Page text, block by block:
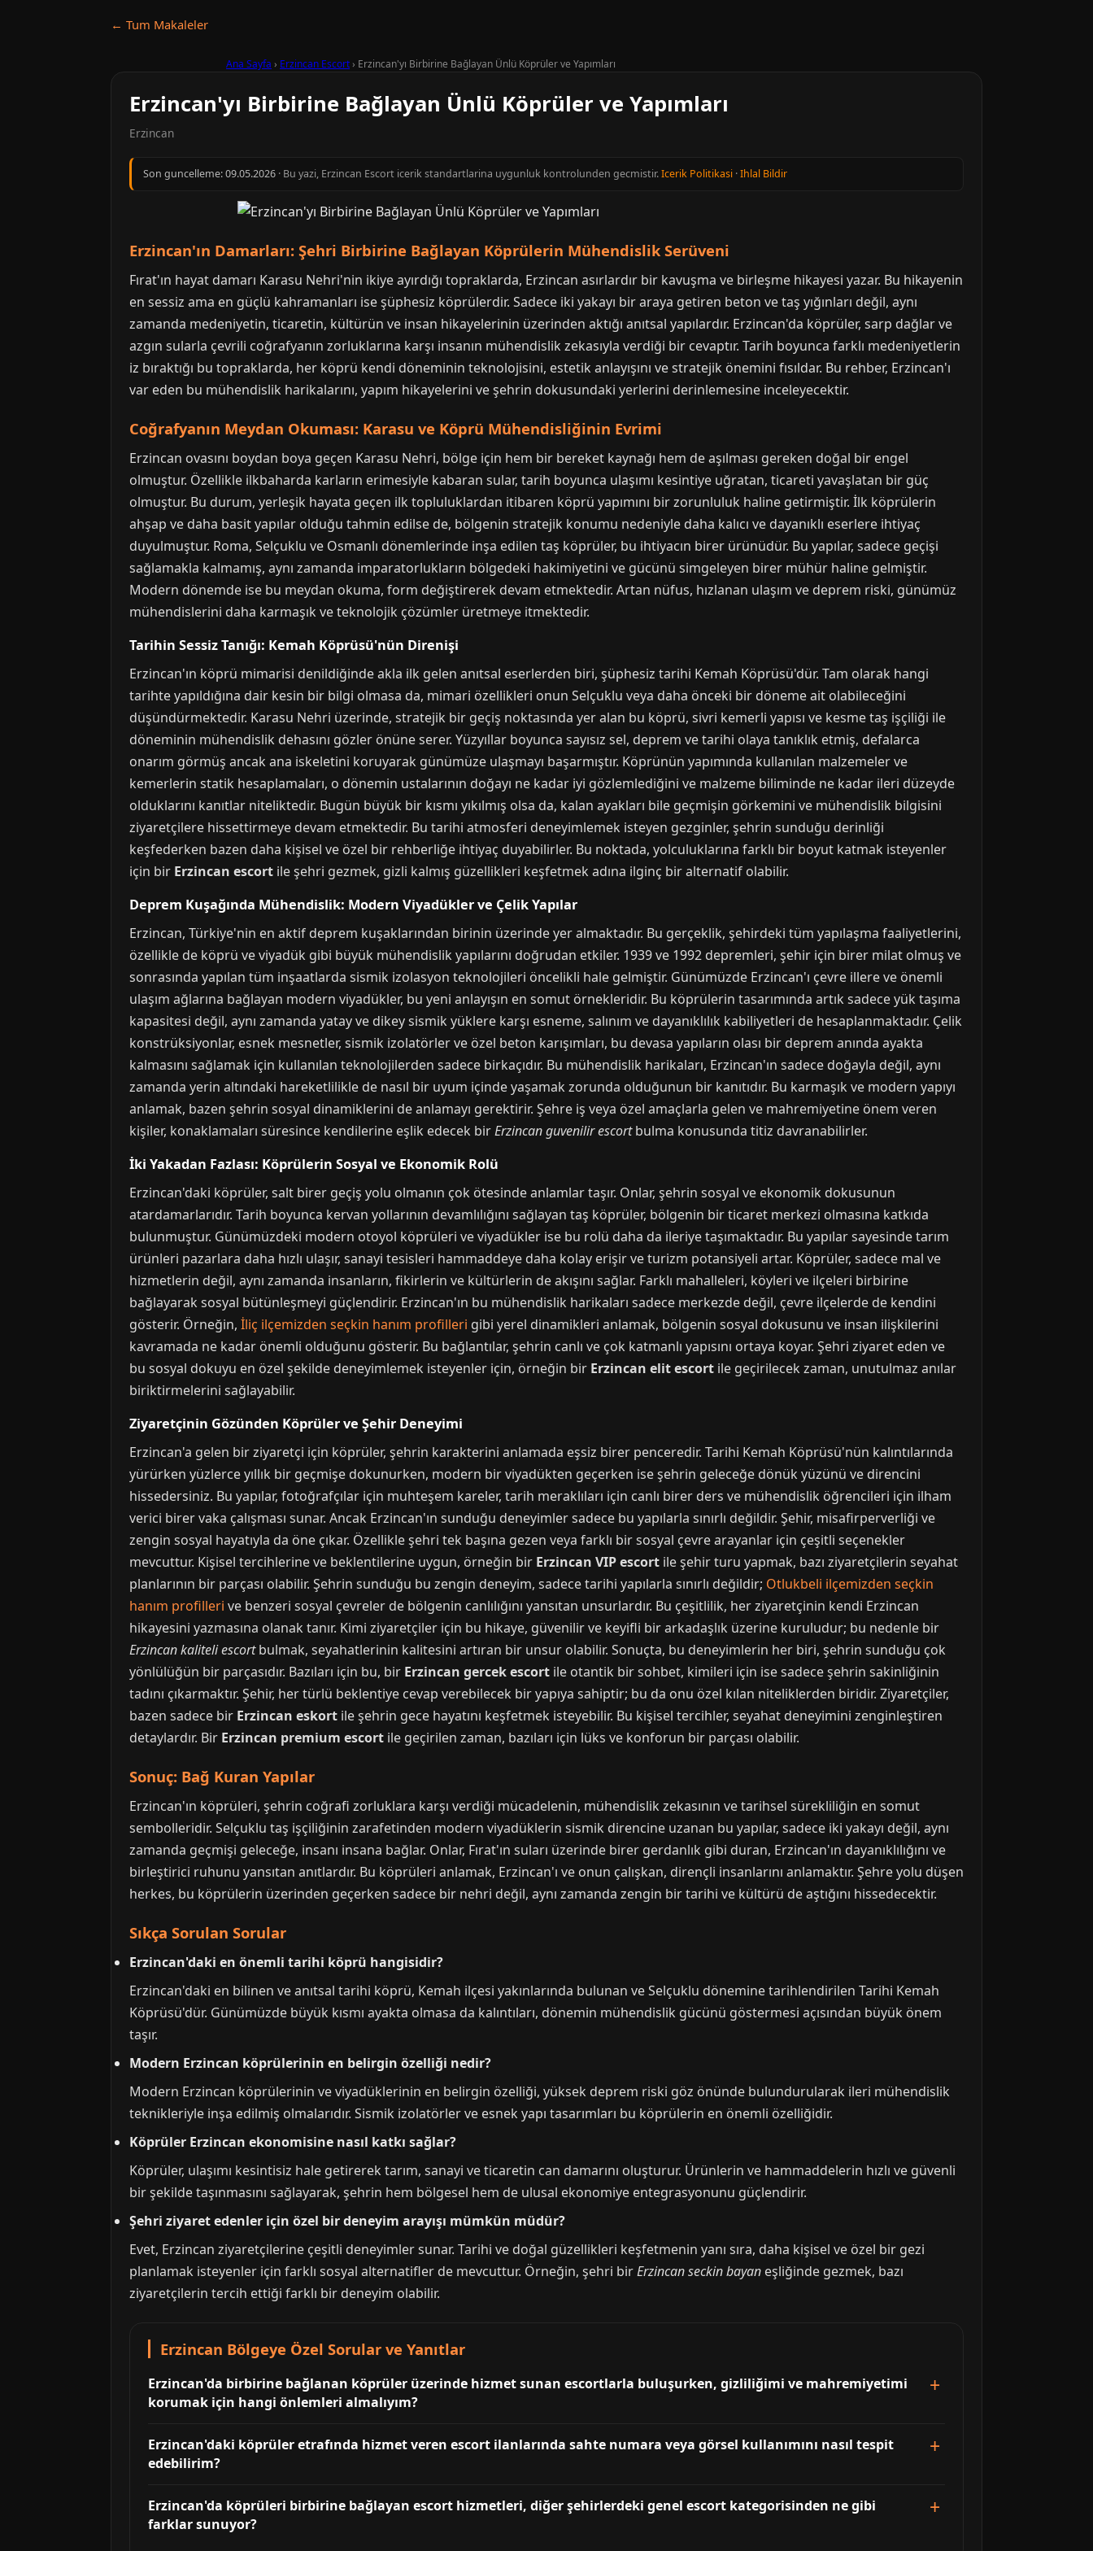
← Tum Makaleler
Ana Sayfa › Erzincan Escort› Erzincan'yı Birbirine Bağlayan Ünlü Köprüler ve Yapımları
Erzincan'yı Birbirine Bağlayan Ünlü Köprüler ve Yapımları
Erzincan
Son guncelleme:09.05.2026 · Bu yazi, Erzincan Escort icerik standartlarina uygunluk kontrolunden gecmistir.Icerik Politikasi ·Ihlal Bildir
Erzincan'ın Damarları: Şehri Birbirine Bağlayan Köprülerin Mühendislik Serüveni
Fırat'ın hayat damarı Karasu Nehri'nin ikiye ayırdığı topraklarda, Erzincan asırlardır bir kavuşma ve birleşme hikayesi yazar. Bu hikayenin
en sessiz ama en güçlü kahramanları ise şüphesiz köprülerdir. Sadece iki yakayı bir araya getiren beton ve taş yığınları değil, aynı
zamanda medeniyetin, ticaretin, kültürün ve insan hikayelerinin üzerinden aktığı anıtsal yapılardır. Erzincan'da köprüler, sarp dağlar ve
azgın sularla çevrili coğrafyanın zorluklarına karşı insanın mühendislik zekasıyla verdiği bir cevaptır. Tarih boyunca farklı medeniyetlerin
iz bıraktığı bu topraklarda, her köprü kendi döneminin teknolojisini, estetik anlayışını ve stratejik önemini fısıldar. Bu rehber, Erzincan'ı
var eden bu mühendislik harikalarını, yapım hikayelerini ve şehrin dokusundaki yerlerini derinlemesine inceleyecektir.
Coğrafyanın Meydan Okuması: Karasu ve Köprü Mühendisliğinin Evrimi
Erzincan ovasını boydan boya geçen Karasu Nehri, bölge için hem bir bereket kaynağı hem de aşılması gereken doğal bir engel
olmuştur. Özellikle ilkbaharda karların erimesiyle kabaran sular, tarih boyunca ulaşımı kesintiye uğratan, ticareti yavaşlatan bir güç
olmuştur. Bu durum, yerleşik hayata geçen ilk topluluklardan itibaren köprü yapımını bir zorunluluk haline getirmiştir. İlk köprülerin
ahşap ve daha basit yapılar olduğu tahmin edilse de, bölgenin stratejik konumu nedeniyle daha kalıcı ve dayanıklı eserlere ihtiyaç
duyulmuştur. Roma, Selçuklu ve Osmanlı dönemlerinde inşa edilen taş köprüler, bu ihtiyacın birer ürünüdür. Bu yapılar, sadece geçişi
sağlamakla kalmamış, aynı zamanda imparatorlukların bölgedeki hakimiyetini ve gücünü simgeleyen birer mühür haline gelmiştir.
Modern dönemde ise bu meydan okuma, form değiştirerek devam etmektedir. Artan nüfus, hızlanan ulaşım ve deprem riski, günümüz
mühendislerini daha karmaşık ve teknolojik çözümler üretmeye itmektedir.
Tarihin Sessiz Tanığı: Kemah Köprüsü'nün Direnişi
Erzincan'ın köprü mimarisi denildiğinde akla ilk gelen anıtsal eserlerden biri, şüphesiz tarihi Kemah Köprüsü'dür. Tam olarak hangi
tarihte yapıldığına dair kesin bir bilgi olmasa da, mimari özellikleri onun Selçuklu veya daha önceki bir döneme ait olabileceğini
düşündürmektedir. Karasu Nehri üzerinde, stratejik bir geçiş noktasında yer alan bu köprü, sivri kemerli yapısı ve kesme taş işçiliği ile
döneminin mühendislik dehasını gözler önüne serer. Yüzyıllar boyunca sayısız sel, deprem ve tarihi olaya tanıklık etmiş, defalarca
onarım görmüş ancak ana iskeletini koruyarak günümüze ulaşmayı başarmıştır. Köprünün yapımında kullanılan malzemeler ve
kemerlerin statik hesaplamaları, o dönemin ustalarının doğayı ne kadar iyi gözlemlediğini ve malzeme biliminde ne kadar ileri düzeyde
olduklarını kanıtlar niteliktedir. Bugün büyük bir kısmı yıkılmış olsa da, kalan ayakları bile geçmişin görkemini ve mühendislik bilgisini
ziyaretçilere hissettirmeye devam etmektedir. Bu tarihi atmosferi deneyimlemek isteyen gezginler, şehrin sunduğu derinliği
keşfederken bazen daha kişisel ve özel bir rehberliğe ihtiyaç duyabilirler. Bu noktada, yolculuklarına farklı bir boyut katmak isteyenler
için bir Erzincan escort ile şehri gezmek, gizli kalmış güzellikleri keşfetmek adına ilginç bir alternatif olabilir.
Deprem Kuşağında Mühendislik: Modern Viyadükler ve Çelik Yapılar
Erzincan, Türkiye'nin en aktif deprem kuşaklarından birinin üzerinde yer almaktadır. Bu gerçeklik, şehirdeki tüm yapılaşma faaliyetlerini,
özellikle de köprü ve viyadük gibi büyük mühendislik yapılarını doğrudan etkiler. 1939 ve 1992 depremleri, şehir için birer milat olmuş ve
sonrasında yapılan tüm inşaatlarda sismik izolasyon teknolojileri öncelikli hale gelmiştir. Günümüzde Erzincan'ı çevre illere ve önemli
ulaşım ağlarına bağlayan modern viyadükler, bu yeni anlayışın en somut örnekleridir. Bu köprülerin tasarımında artık sadece yük taşıma
kapasitesi değil, aynı zamanda yatay ve dikey sismik yüklere karşı esneme, salınım ve dayanıklılık kabiliyetleri de hesaplanmaktadır. Çelik
konstrüksiyonlar, esnek mesnetler, sismik izolatörler ve özel beton karışımları, bu devasa yapıların olası bir deprem anında ayakta
kalmasını sağlamak için kullanılan teknolojilerden sadece birkaçıdır. Bu mühendislik harikaları, Erzincan'ın sadece doğayla değil, aynı
zamanda yerin altındaki hareketlilikle de nasıl bir uyum içinde yaşamak zorunda olduğunun bir kanıtıdır. Bu karmaşık ve modern yapıyı
anlamak, bazen şehrin sosyal dinamiklerini de anlamayı gerektirir. Şehre iş veya özel amaçlarla gelen ve mahremiyetine önem veren
kişiler, konaklamaları süresince kendilerine eşlik edecek birErzincan guvenilir escortbulma konusunda titiz davranabilirler.
İki Yakadan Fazlası: Köprülerin Sosyal ve Ekonomik Rolü
Erzincan'daki köprüler, salt birer geçiş yolu olmanın çok ötesinde anlamlar taşır. Onlar, şehrin sosyal ve ekonomik dokusunun
atardamarlarıdır. Tarih boyunca kervan yollarının devamlılığını sağlayan taş köprüler, bölgenin bir ticaret merkezi olmasına katkıda
bulunmuştur. Günümüzdeki modern otoyol köprüleri ve viyadükler ise bu rolü daha da ileriye taşımaktadır. Bu yapılar sayesinde tarım
ürünleri pazarlara daha hızlı ulaşır, sanayi tesisleri hammaddeye daha kolay erişir ve turizm potansiyeli artar. Köprüler, sadece mal ve
hizmetlerin değil, aynı zamanda insanların, fikirlerin ve kültürlerin de akışını sağlar. Farklı mahalleleri, köyleri ve ilçeleri birbirine
bağlayarak sosyal bütünleşmeyi güçlendirir. Erzincan'ın bu mühendislik harikaları sadece merkezde değil, çevre ilçelerde de kendini
gösterir. Örneğin, İliç ilçemizden seçkin hanım profilleri gibi yerel dinamikleri anlamak, bölgenin sosyal dokusunu ve insan ilişkilerini
kavramada ne kadar önemli olduğunu gösterir. Bu bağlantılar, şehrin canlı ve çok katmanlı yapısını ortaya koyar. Şehri ziyaret eden ve
bu sosyal dokuyu en özel şekilde deneyimlemek isteyenler için, örneğin bir Erzincan elit escort ile geçirilecek zaman, unutulmaz anılar
biriktirmelerini sağlayabilir.
Ziyaretçinin Gözünden Köprüler ve Şehir Deneyimi
Erzincan'a gelen bir ziyaretçi için köprüler, şehrin karakterini anlamada eşsiz birer penceredir. Tarihi Kemah Köprüsü'nün kalıntılarında
yürürken yüzlerce yıllık bir geçmişe dokunurken, modern bir viyadükten geçerken ise şehrin geleceğe dönük yüzünü ve direncini
hissedersiniz. Bu yapılar, fotoğrafçılar için muhteşem kareler, tarih meraklıları için canlı birer ders ve mühendislik öğrencileri için ilham
verici birer vaka çalışması sunar. Ancak Erzincan'ın sunduğu deneyimler sadece bu yapılarla sınırlı değildir. Şehir, misafirperverliği ve
zengin sosyal hayatıyla da öne çıkar. Özellikle şehri tek başına gezen veya farklı bir sosyal çevre arayanlar için çeşitli seçenekler
mevcuttur. Kişisel tercihlerine ve beklentilerine uygun, örneğin bir Erzincan VIP escort ile şehir turu yapmak, bazı ziyaretçilerin seyahat
planlarının bir parçası olabilir. Şehrin sunduğu bu zengin deneyim, sadece tarihi yapılarla sınırlı değildir; Otlukbeli ilçemizden seçkin
hanım profilleri ve benzeri sosyal çevreler de bölgenin canlılığını yansıtan unsurlardır. Bu çeşitlilik, her ziyaretçinin kendi Erzincan
hikayesini yazmasına olanak tanır. Kimi ziyaretçiler için bu hikaye, güvenilir ve keyifli bir arkadaşlık üzerine kuruludur; bu nedenle bir
Erzincan kaliteli escortbulmak, seyahatlerinin kalitesini artıran bir unsur olabilir. Sonuçta, bu deneyimlerin her biri, şehrin sunduğu çok
yönlülüğün bir parçasıdır. Bazıları için bu, bir Erzincan gercek escort ile otantik bir sohbet, kimileri için ise sadece şehrin sakinliğinin
tadını çıkarmaktır. Şehir, her türlü beklentiye cevap verebilecek bir yapıya sahiptir; bu da onu özel kılan niteliklerden biridir. Ziyaretçiler,
bazen sadece bir Erzincan eskort ile şehrin gece hayatını keşfetmek isteyebilir. Bu kişisel tercihler, seyahat deneyimini zenginleştiren
detaylardır. Bir Erzincan premium escort ile geçirilen zaman, bazıları için lüks ve konforun bir parçası olabilir.
Sonuç: Bağ Kuran Yapılar
Erzincan'ın köprüleri, şehrin coğrafi zorluklara karşı verdiği mücadelenin, mühendislik zekasının ve tarihsel sürekliliğin en somut
sembolleridir. Selçuklu taş işçiliğinin zarafetinden modern viyadüklerin sismik direncine uzanan bu yapılar, sadece iki yakayı değil, aynı
zamanda geçmişi geleceğe, insanı insana bağlar. Onlar, Fırat'ın suları üzerinde birer gerdanlık gibi duran, Erzincan'ın dayanıklılığını ve
birleştirici ruhunu yansıtan anıtlardır. Bu köprüleri anlamak, Erzincan'ı ve onun çalışkan, dirençli insanlarını anlamaktır. Şehre yolu düşen
herkes, bu köprülerin üzerinden geçerken sadece bir nehri değil, aynı zamanda zengin bir tarihi ve kültürü de aştığını hissedecektir.
Sıkça Sorulan Sorular
Erzincan'daki en önemli tarihi köprü hangisidir?
Erzincan'daki en bilinen ve anıtsal tarihi köprü, Kemah ilçesi yakınlarında bulunan ve Selçuklu dönemine tarihlendirilen Tarihi Kemah
Köprüsü'dür. Günümüzde büyük kısmı ayakta olmasa da kalıntıları, dönemin mühendislik gücünü göstermesi açısından büyük önem
taşır.
Modern Erzincan köprülerinin en belirgin özelliği nedir?
Modern Erzincan köprülerinin ve viyadüklerinin en belirgin özelliği, yüksek deprem riski göz önünde bulundurularak ileri mühendislik
teknikleriyle inşa edilmiş olmalarıdır. Sismik izolatörler ve esnek yapı tasarımları bu köprülerin en önemli özelliğidir.
Köprüler Erzincan ekonomisine nasıl katkı sağlar?
Köprüler, ulaşımı kesintisiz hale getirerek tarım, sanayi ve ticaretin can damarını oluşturur. Ürünlerin ve hammaddelerin hızlı ve güvenli
bir şekilde taşınmasını sağlayarak, şehrin hem bölgesel hem de ulusal ekonomiye entegrasyonunu güçlendirir.
Şehri ziyaret edenler için özel bir deneyim arayışı mümkün müdür?
Evet, Erzincan ziyaretçilerine çeşitli deneyimler sunar. Tarihi ve doğal güzellikleri keşfetmenin yanı sıra, daha kişisel ve özel bir gezi
planlamak isteyenler için farklı sosyal alternatifler de mevcuttur. Örneğin, şehri birErzincan seckin bayan eşliğinde gezmek, bazı
ziyaretçilerin tercih ettiği farklı bir deneyim olabilir.
Erzincan Bölgeye Özel Sorular ve Yanıtlar
Erzincan'da birbirine bağlanan köprüler üzerinde hizmet sunan escortlarla buluşurken, gizliliğimi ve mahremiyetimi
korumak için hangi önlemleri almalıyım?
Erzincan'daki köprüler etrafında hizmet veren escort ilanlarında sahte numara veya görsel kullanımını nasıl tespit
edebilirim?
Erzincan'da köprüleri birbirine bağlayan escort hizmetleri, diğer şehirlerdeki genel escort kategorisinden ne gibi
farklar sunuyor?